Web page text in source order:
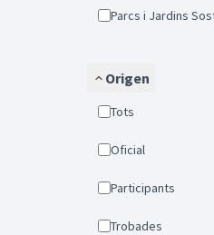
Parcs i Jardins
Origen
Tots
Oficial
Participants
Trobades